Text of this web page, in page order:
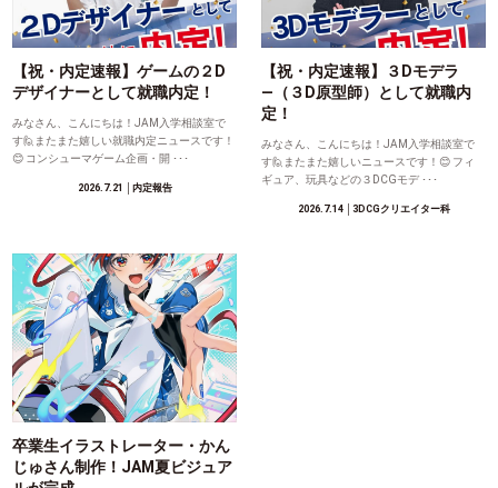
【祝・内定速報】ゲームの２D
デザイナーとして就職内定！
みなさん、こんにちは！JAM入学相談室で
す🙋またまた嬉しい就職内定ニュースです！
😊 コンシューマゲーム企画・開 ･･･
2026.7.21 │内定報告
【祝・内定速報】３Dモデラ
―（３D原型師）として就職内
定！
みなさん、こんにちは！JAM入学相談室で
す🙋またまた嬉しいニュースです！😊 フィ
ギュア、玩具などの３DCGモデ ･･･
2026.7.14│3DCGクリエイター科
卒業生イラストレーター・かん
じゅさん制作！JAM夏ビジュア